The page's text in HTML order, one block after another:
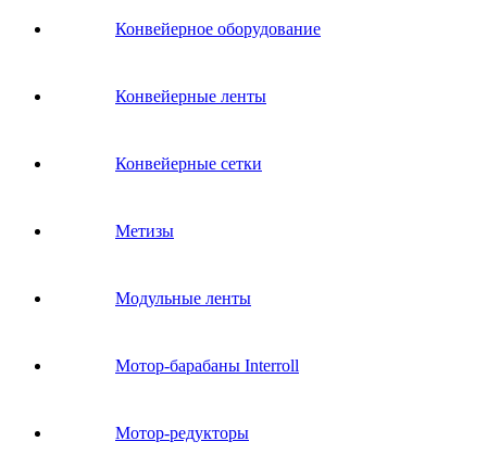
Конвейерное оборудование
Конвейерные ленты
Конвейерные сетки
Метизы
Модульные ленты
Мотор-барабаны Interroll
Мотор-редукторы